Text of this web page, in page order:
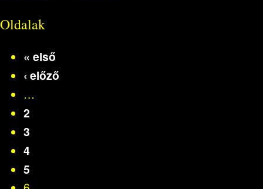
Oldalak
« első
‹ előző
…
2
3
4
5